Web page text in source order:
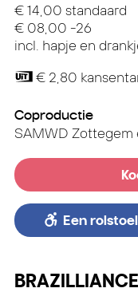
€ 14,00 standaard
€ 08,00 -26
incl. hapje en
€ 2,80
Coproductie
SAMWD Zottegem
Een
BRAZILLIANCE